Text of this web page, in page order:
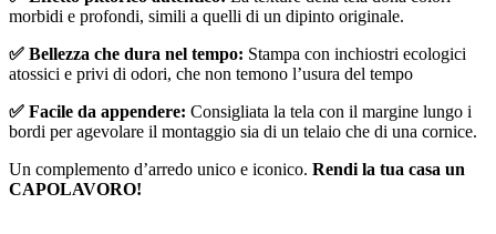
morbidi e profondi, simili a quelli di un dipinto originale.
✅ Bellezza che dura nel tempo: Stampa con inchiostri ecologici
atossici e privi di odori, che non temono l’usura del tempo
✅ Facile da appendere: Consigliata la tela con il margine lungo i
bordi per agevolare il montaggio sia di un telaio che di una cornice.
Un complemento d’arredo unico e iconico. Rendi la tua casa un
CAPOLAVORO!